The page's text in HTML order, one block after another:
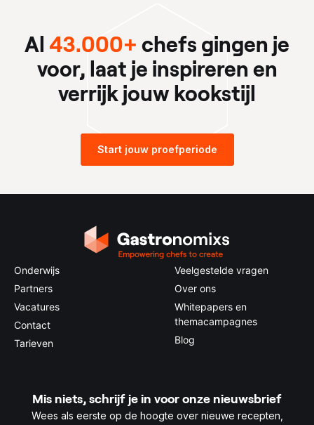
Al 43.000+ chefs gingen je
voor, laat je inspireren en
verrijk jouw kookstijl
Start jouw proefperiode
Onderwijs
Partners
Vacatures
Contact
Tarieven
Veelgestelde vragen
Over ons
Whitepapers en
themacampagnes
Blog
Mis niets, schrijf je in voor onze nieuwsbrief
Wees als eerste op de hoogte over nieuwe recepten,